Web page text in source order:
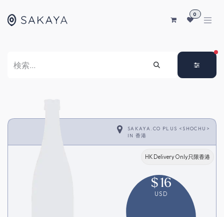
0
SAKAYA.CO PLUS <SHOCHU>
IN 香港
HK Delivery Only只限香港
$16
USD